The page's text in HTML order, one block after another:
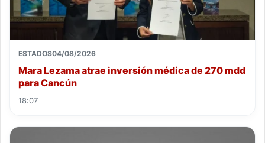
ESTADOS04/08/2026
Mara Lezama atrae inversión médica de 270 mdd
para Cancún
18:07